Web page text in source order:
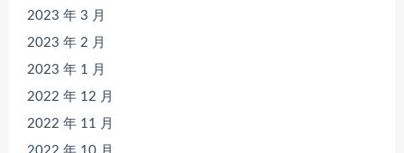
2023 年 3 月
2023 年 2 月
2023 年 1 月
2022 年 12 月
2022 年 11 月